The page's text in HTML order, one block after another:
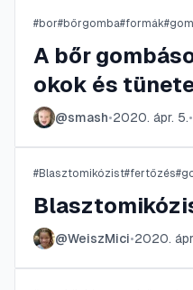
#bor#bőrgomba#formák#
A bőr
okok és
@smash•2020. ápr. 5.•
#Blasztomikózist#fertőzés#
@WeiszMici•2020.